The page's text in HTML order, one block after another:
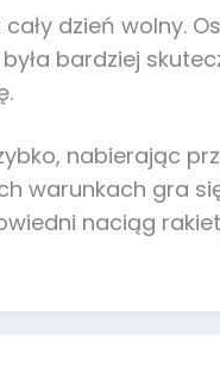
dzień wolny.
bardziej
nabierając
warunkach gra
naciąg